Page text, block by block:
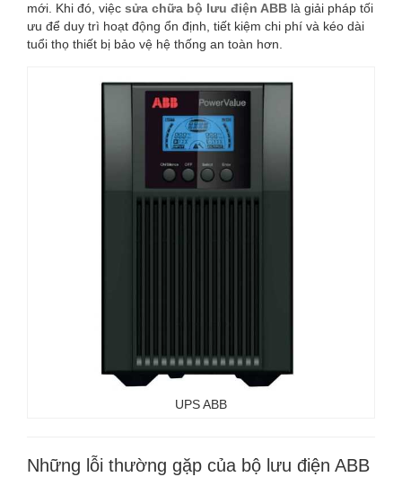
mới. Khi đó, việc sửa chữa bộ lưu điện ABB là giải pháp tối
ưu để duy trì hoạt động ổn định, tiết kiệm chi phí và kéo dài
tuổi thọ thiết bị bảo vệ hệ thống an toàn hơn.
UPS ABB
Những lỗi thường gặp của bộ lưu điện ABB